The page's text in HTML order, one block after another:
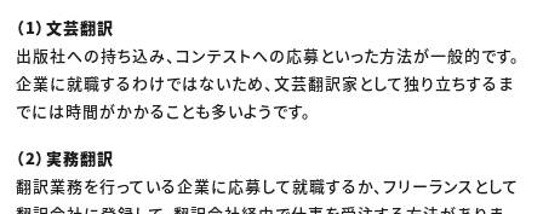
（1）文芸翻訳
出版社への持ち込み、コンテストへの応募といった方法が一般的です。
企業に就職するわけではないため、文芸翻訳家として独り立ちするま
でには時間がかかることも多いようです。
（2）実務翻訳
翻訳業務を行っている企業に応募して就職するか、フリーランスとして